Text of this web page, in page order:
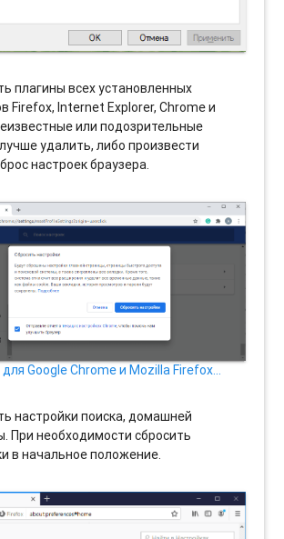
плагины всех установленных
Firefox, Internet Explorer, Chrome и
или подозрительные
удалить, либо произвести
настроек браузера.
Google Chrome и Mozilla Firefox…
настройки поиска, домашней
При необходимости сбросить
в начальное положение.